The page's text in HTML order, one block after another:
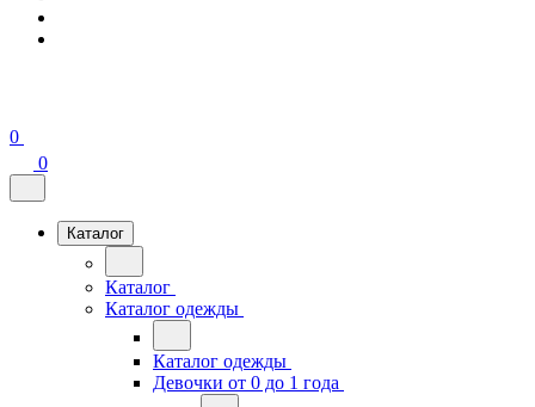
0
0
Каталог
Каталог
Каталог одежды
Каталог одежды
Девочки от 0 до 1 года